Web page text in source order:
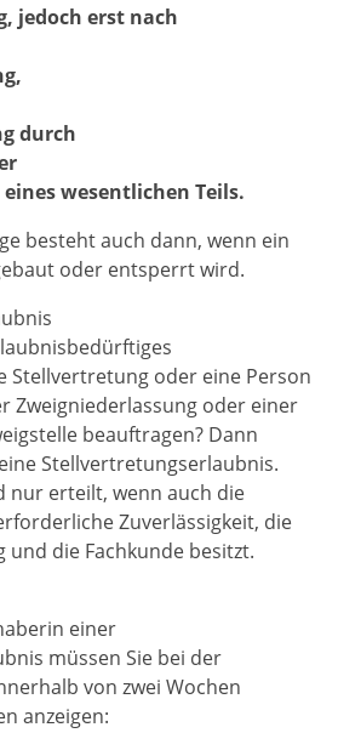
jedoch erst nach
durch
wesentlichen Teils.
besteht auch dann, wenn ein
oder entsperrt wird.
Stellvertretung oder eine Person
Zweigniederlassung oder einer
beauftragen? Dann
Stellvertretungserlaubnis.
nur erteilt, wenn auch die
Zuverlässigkeit, die
und die Fachkunde besitzt.
einer
müssen Sie bei der
von zwei Wochen
anzeigen: